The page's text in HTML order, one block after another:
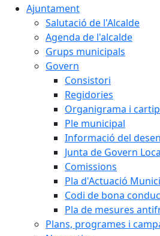
Ajuntament
Salutació de l'Alcalde
Agenda de l'alcalde
Grups municipals
Govern
Consistori
Regidories
Organigrama i
Ple municipal
Informació del
Junta de Govern
Comissions
Pla d'Actuació
Codi de bona
Pla de mesures
Plans, programes i